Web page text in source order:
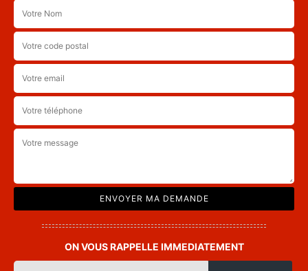
ON VOUS RAPPELLE IMMEDIATEMENT